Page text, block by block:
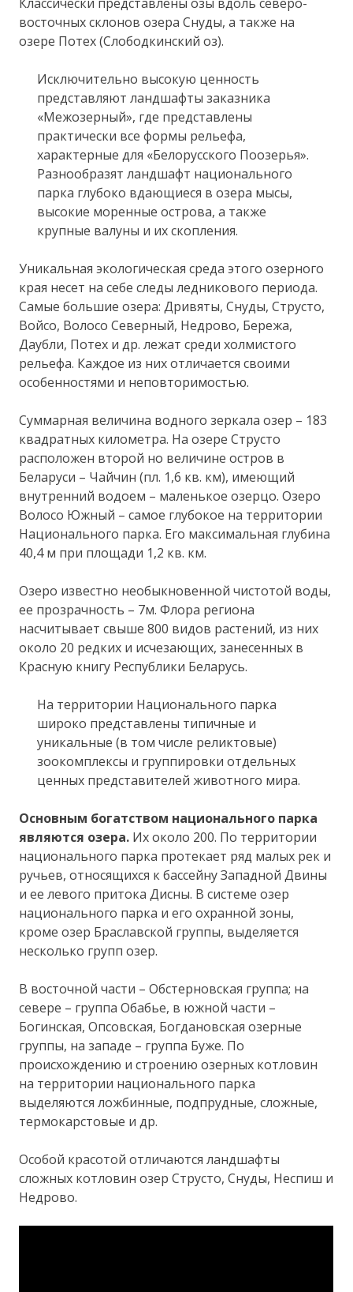
восточных склонов озера Снуды, а также на
озере Потех (Слободкинский оз).
Исключительно высокую ценность
представляют ландшафты заказника
«Межозерный», где представлены
практически все формы рельефа,
характерные для «Белорусского Поозерья».
Разнообразят ландшафт национального
парка глубоко вдающиеся в озера мысы,
высокие моренные острова, а также
крупные валуны и их скопления.
Уникальная экологическая среда этого озерного
края несет на себе следы ледникового периода.
Самые большие озера: Дривяты, Снуды, Струсто,
Войсо, Волосо Северный, Недрово, Бережа,
Даубли, Потех и др. лежат среди холмистого
рельефа. Каждое из них отличается своими
особенностями и неповторимостью.
Суммарная величина водного зеркала озер – 183
квадратных километра. На озере Струсто
расположен второй но величине остров в
Беларуси – Чайчин (пл. 1,6 кв. км), имеющий
внутренний водоем – маленькое озерцо. Озеро
Волосо Южный – самое глубокое на территории
Национального парка. Его максимальная глубина
40,4 м при площади 1,2 кв. км.
Озеро известно необыкновенной чистотой воды,
ее прозрачность – 7м. Флора региона
насчитывает свыше 800 видов растений, из них
около 20 редких и исчезающих, занесенных в
Красную книгу Республики Беларусь.
На территории Национального парка
широко представлены типичные и
уникальные (в том числе реликтовые)
зоокомплексы и группировки отдельных
ценных представителей животного мира.
Основным богатством национального парка
являются озера. Их около 200. По территории
национального парка протекает ряд малых рек и
ручьев, относящихся к бассейну Западной Двины
и ее левого притока Дисны. В системе озер
национального парка и его охранной зоны,
кроме озер Браславской группы, выделяется
несколько групп озер.
В восточной части – Обстерновская группа; на
севере – группа Обабье, в южной части –
Богинская, Опсовская, Богдановская озерные
группы, на западе – группа Буже. По
происхождению и строению озерных котловин
на территории национального парка
выделяются ложбинные, подпрудные, сложные,
термокарстовые и др.
Особой красотой отличаются ландшафты
сложных котловин озер Струсто, Снуды, Неспиш и
Недрово.